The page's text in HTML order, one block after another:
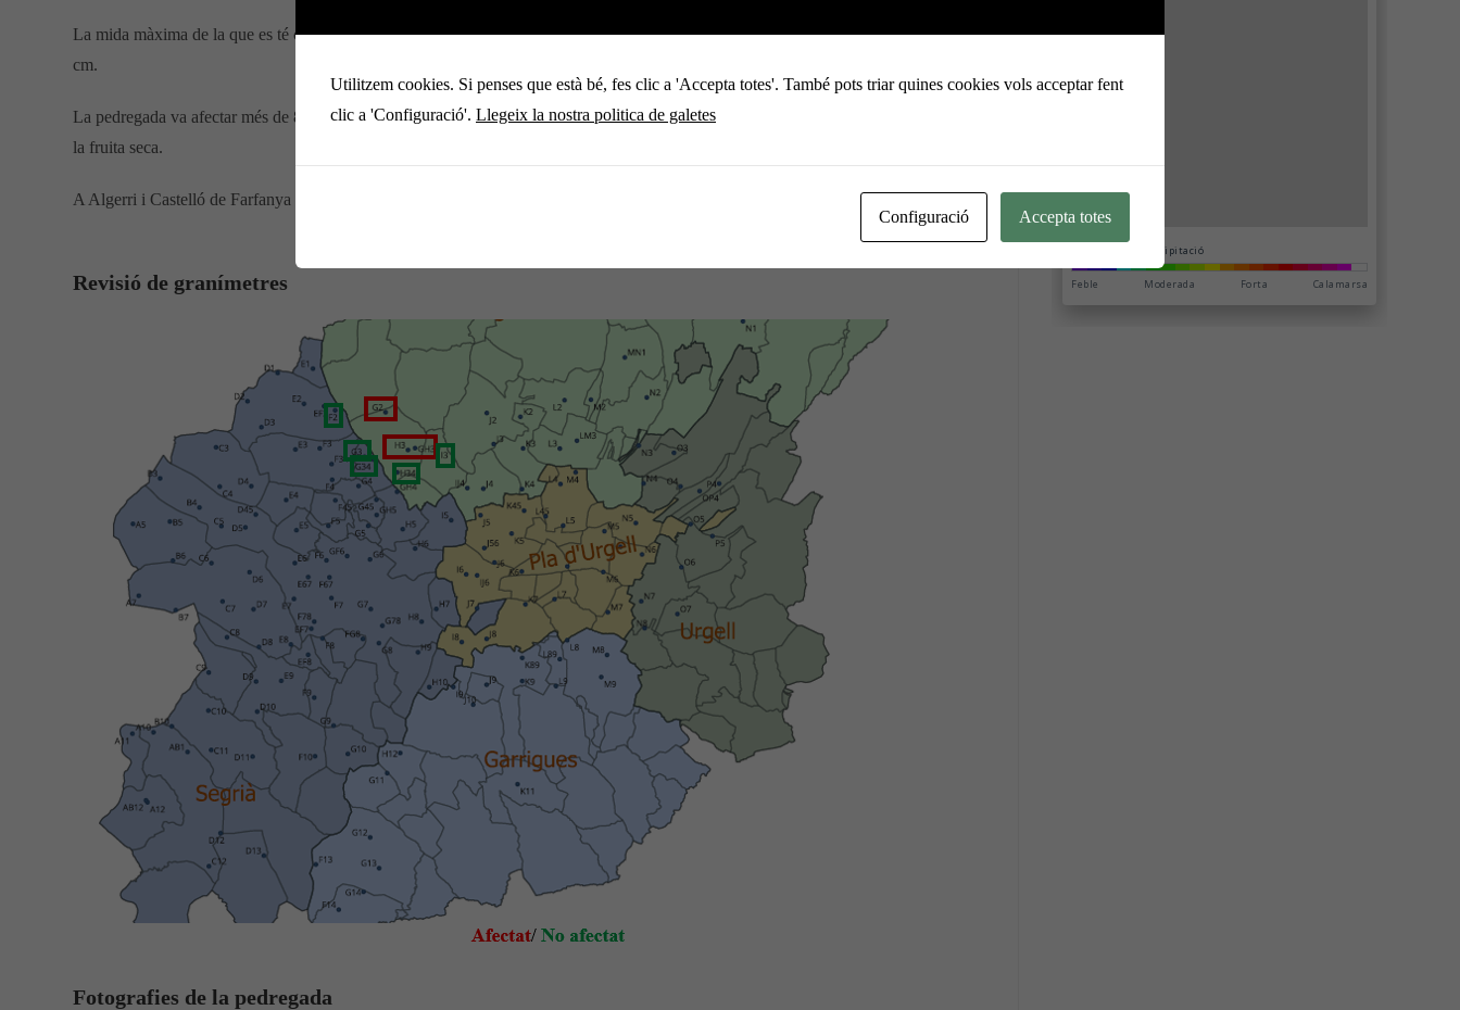
La mida màxima de la que es té constància serien pedres de més de 1,5 cm. No es té constància de que les pedres superessin els 2
cm.
La pedregada va afectar més de 800 hectàrees, provocant danys d’entre el 70 al 100% en cultius com l’ordi, la fruita dolça, l’olivera i
la fruita seca.
A Algerri i Castelló de Farfanya no teníem granímetres quan es va donar l’episodi.
Revisió de granímetres
Fotografies de la pedregada
Utilitzem cookies. Si penses que està bé, fes clic a 'Accepta totes'. També pots triar quines cookies vols acceptar fent
clic a 'Configuració'. Llegeix la nostra politica de galetes
Configuració Accepta totes